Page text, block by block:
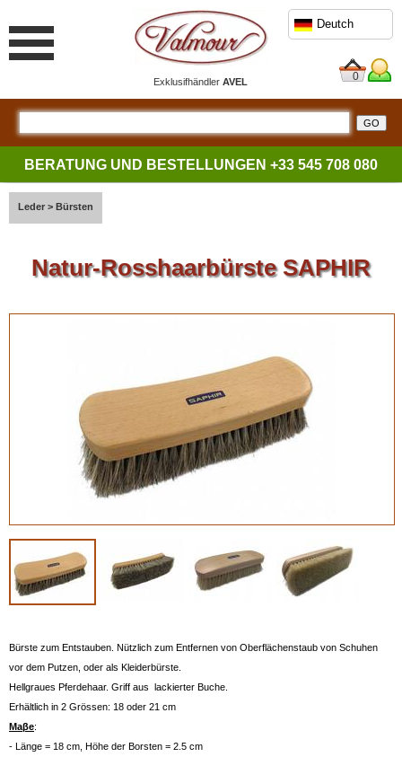
ExklusifhändlerAVEL
Deutch
0
BERATUNG UND BESTELLUNGEN +33 545 708 080
Leder > Bürsten
Natur-Rosshaarbürste SAPHIR
Bürste zum Entstauben. Nützlich zum Entfernen von Oberflächenstaub von Schuhen
vor dem Putzen, oder als Kleiderbürste.
Hellgraues Pferdehaar. Griff aus lackierter Buche.
Erhältlich in 2 Grössen: 18 oder 21 cm
Maβe:
- Länge = 18 cm, Höhe der Borsten = 2.5 cm